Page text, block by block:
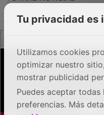
GUADA TV MEDIA
Tu privacidad es
Utilizamos cookies
optimizar nuestro
mostrar publicidad
Puedes aceptar
preferencias. Más